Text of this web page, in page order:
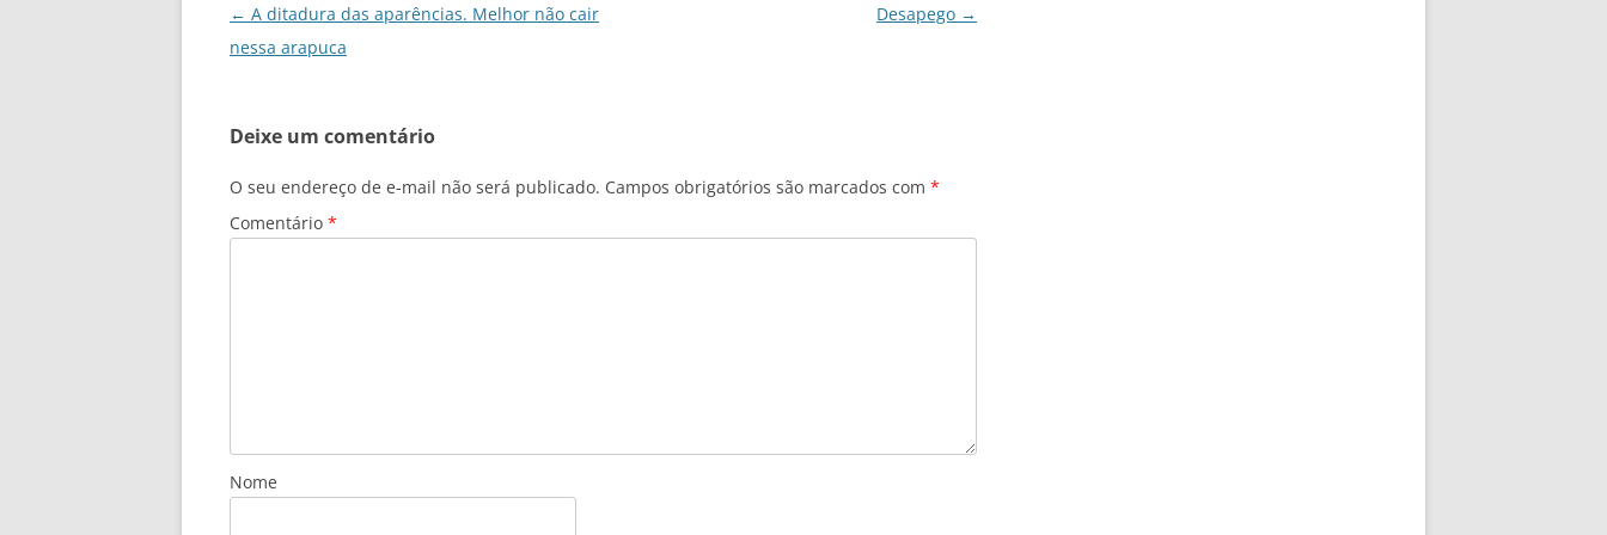
k
Navegação
de
← A ditadura das aparências. Melhor não cair
nessa arapuca
Desapego →
Deixe um comentário
O seu endereço de e-mail não será publicado. Campos obrigatórios são marcados com *
Comentário *
Nome